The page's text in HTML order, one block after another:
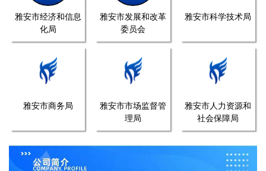
雅安市经济和信息
化局
雅安市发展和改革
委员会
雅安市科学技术局
雅安市商务局
雅安市市场监督管
理局
雅安市人力资源和
社会保障局